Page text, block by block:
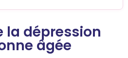
la dépression
âgée